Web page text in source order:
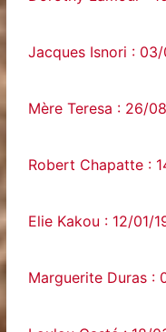
Jacques Isnori :
Mère Teresa : 26/
Robert Chapatte :
Elie Kakou : 12/01/
Marguerite Duras :